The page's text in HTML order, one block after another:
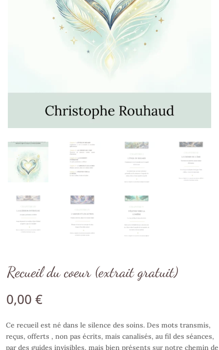
Recueil du coeur (extrait gratuit)
0,00 €
Ce recueil est né dans le silence des soins. Des mots transmis,
reçus, offerts , non pas écrits, mais canalisés, au fil des séances,
par des guides invisibles, mais bien présents sur notre chemin de